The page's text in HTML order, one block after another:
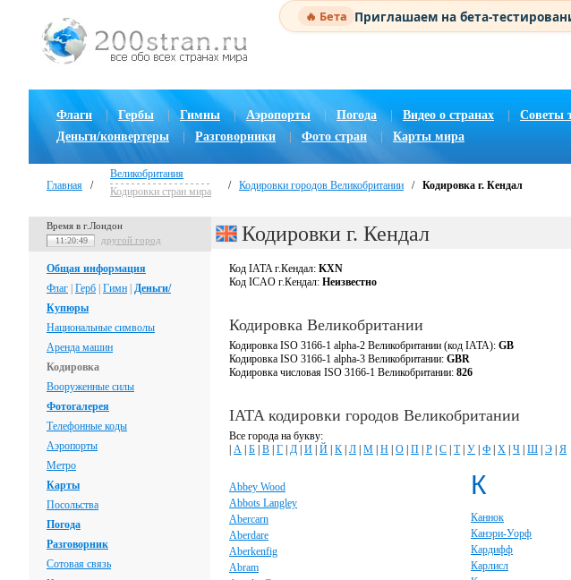
🔥 Бета Приглашаем на бета-
Флаги Гербы Гимны | Аэропорты Погода | Видео о странах
Советы
Деньги/конвертеры
Разговорники Фото стран Карты мира
Главная /
Великобритания
Кодировки стран мира
/ Кодировки городов Великобритании / Кодировка г. Кендал
Время в г.Лондон
11:20:50 другой город
Общая информация
Флаг Герб Гимн Деньги/
Купюры
Национальные символы
Аренда машин
Кодировка
Вооруженные силы
Фотогалерея
Телефонные коды
Аэропорты
Метро
Карты
Посольства
Погода
Разговорник
Сотовая связь
Кодировки г. Кендал
Код IATA г.Кендал: KXN
Код ICAO г.Кендал: Неизвестно
Кодировка Великобритании
Кодировка ISO 3166-1 alpha-2 Великобритании (код IATA): GB
Кодировка ISO 3166-1 alpha-3 Великобритании: GBR
Кодировка числовая ISO 3166-1 Великобритании: 826
IATA кодировки городов Великобритании
Все города на букву:
А Б В Г Д И Й К Л М Н О П Р С Т| У Ф Х Ч Ш Э Я
Abbey Wood
Abbots Langley
Abercarn
Aberdare
Aberkenfig
Abram
К
Каннок
Канэри-Уорф
Кардифф
Карлисл